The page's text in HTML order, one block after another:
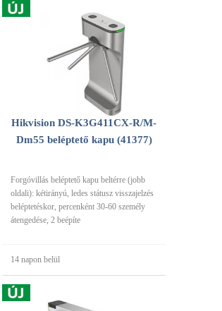
Hikvision DS-K3G411CX-R/M-
Dm55 beléptető kapu (41377)
Forgóvillás beléptető kapu beltérre (jobb
oldali): kétirányú, ledes státusz visszajelzés
beléptetéskor, percenként 30-60 személy
átengedése, 2 beépíte
14 napon belül